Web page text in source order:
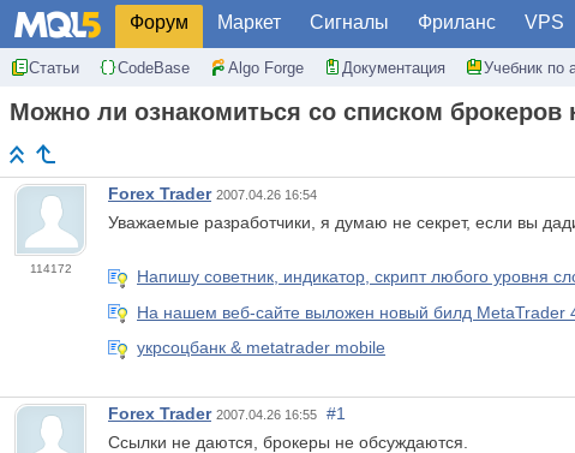
Форум Маркет Сигналы Фриланс VPS
Статьи CodeBase Algo Forge Документация Учебник по
Можно ли ознакомиться со списком
114172
Forex Trader 2007.04.26 16:54
Уважаемые разработчики, я думаю не секрет, если вы
Напишу советник, индикатор, скрипт любого уровня
На нашем веб-сайте выложен новый билд MetaTrader
укрсоцбанк & metatrader mobile
Forex Trader 2007.04.26 16:55
#1
Ссылки не даются, брокеры не обсуждаются.